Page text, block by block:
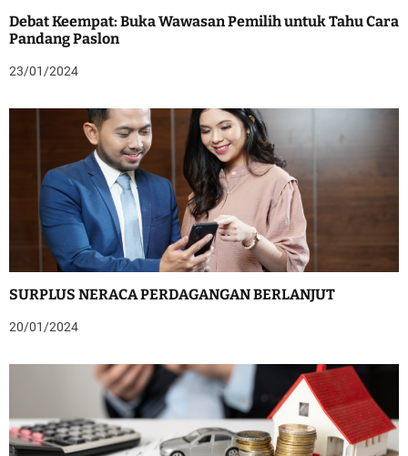
Debat Keempat: Buka Wawasan Pemilih untuk Tahu Cara
Pandang Paslon
23/01/2024
SURPLUS NERACA PERDAGANGAN BERLANJUT
20/01/2024